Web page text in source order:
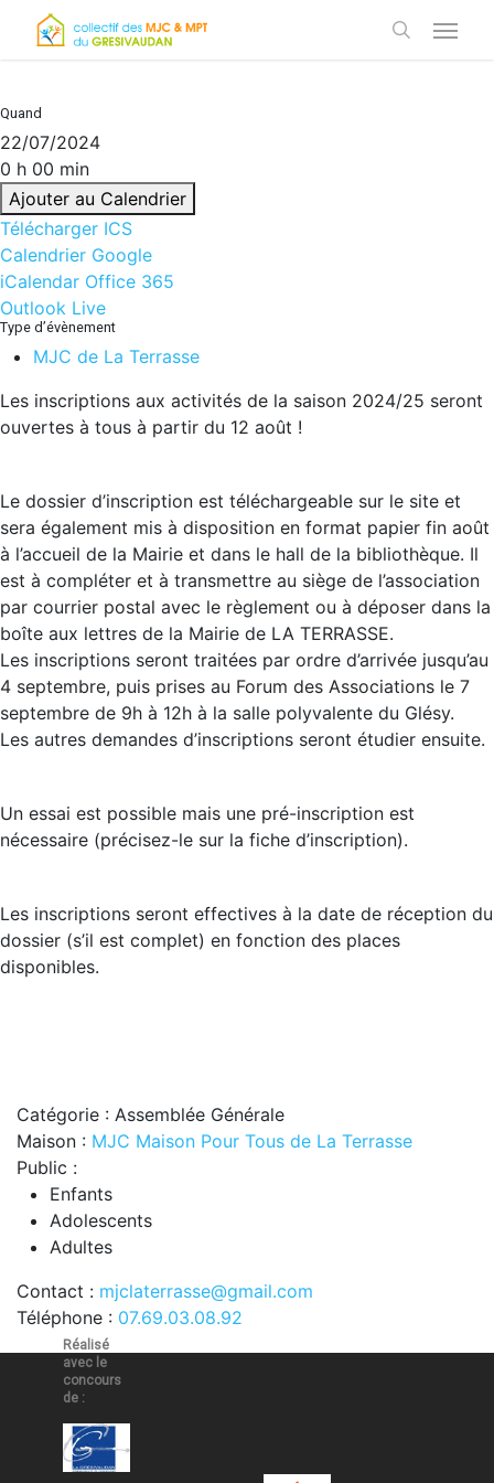
Quand
22/07/2024
0 h 00 min
Ajouter au Calendrier
Télécharger ICS
Calendrier Google
iCalendar Office 365
Outlook Live
Type d’évènement
MJC de La Terrasse
Les inscriptions aux activités de la saison 2024/25 seront
ouvertes à tous à partir du 12 août !
Le dossier d’inscription est téléchargeable sur le site et
sera également mis à disposition en format papier fin août
à l’accueil de la Mairie et dans le hall de la bibliothèque. Il
est à compléter et à transmettre au siège de l’association
par courrier postal avec le règlement ou à déposer dans la
boîte aux lettres de la Mairie de LA TERRASSE.
Les inscriptions seront traitées par ordre d’arrivée jusqu’au
4 septembre, puis prises au Forum des Associations le 7
septembre de 9h à 12h à la salle polyvalente du Glésy.
Les autres demandes d’inscriptions seront étudier ensuite.
Un essai est possible mais une pré-inscription est
nécessaire (précisez-le sur la fiche d’inscription).
Les inscriptions seront effectives à la date de réception du
dossier (s’il est complet) en fonction des places
disponibles.
Catégorie : Assemblée Générale
Maison : MJC Maison Pour Tous de La Terrasse
Public :
Enfants
Adolescents
Adultes
Contact : mjclaterrasse@gmail.com
Téléphone : 07.69.03.08.92
Réalisé
avec le
concours
de :